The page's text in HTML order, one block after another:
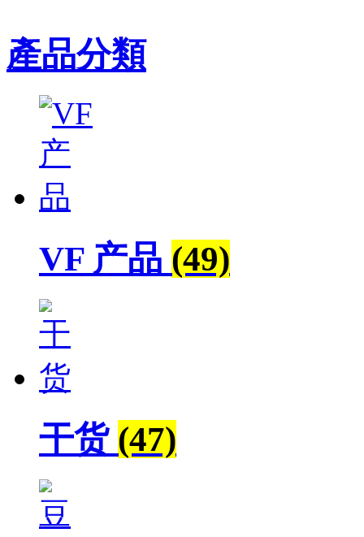
產品分類
VF 产品 (49)
干货 (47)